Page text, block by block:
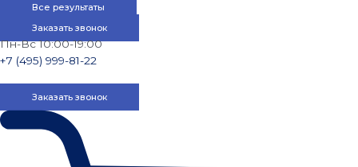
Все результаты
Заказать звонок
Пн-Вс 10:00-19:00
+7 (495) 999-81-22
Заказать звонок